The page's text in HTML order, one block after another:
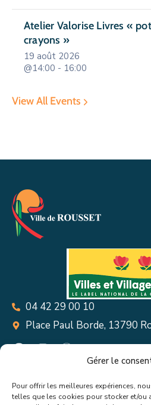
Gérer le
Pour offrir les meilleures expériences,
telles que les cookies pour stocker et/ou
Atelier Valorise Livres «
crayons »
19 août 2026
@14:00 - 16:00
View All Events
04 42 29 00 10
Place Paul Borde, 13790
Suivez toutes les